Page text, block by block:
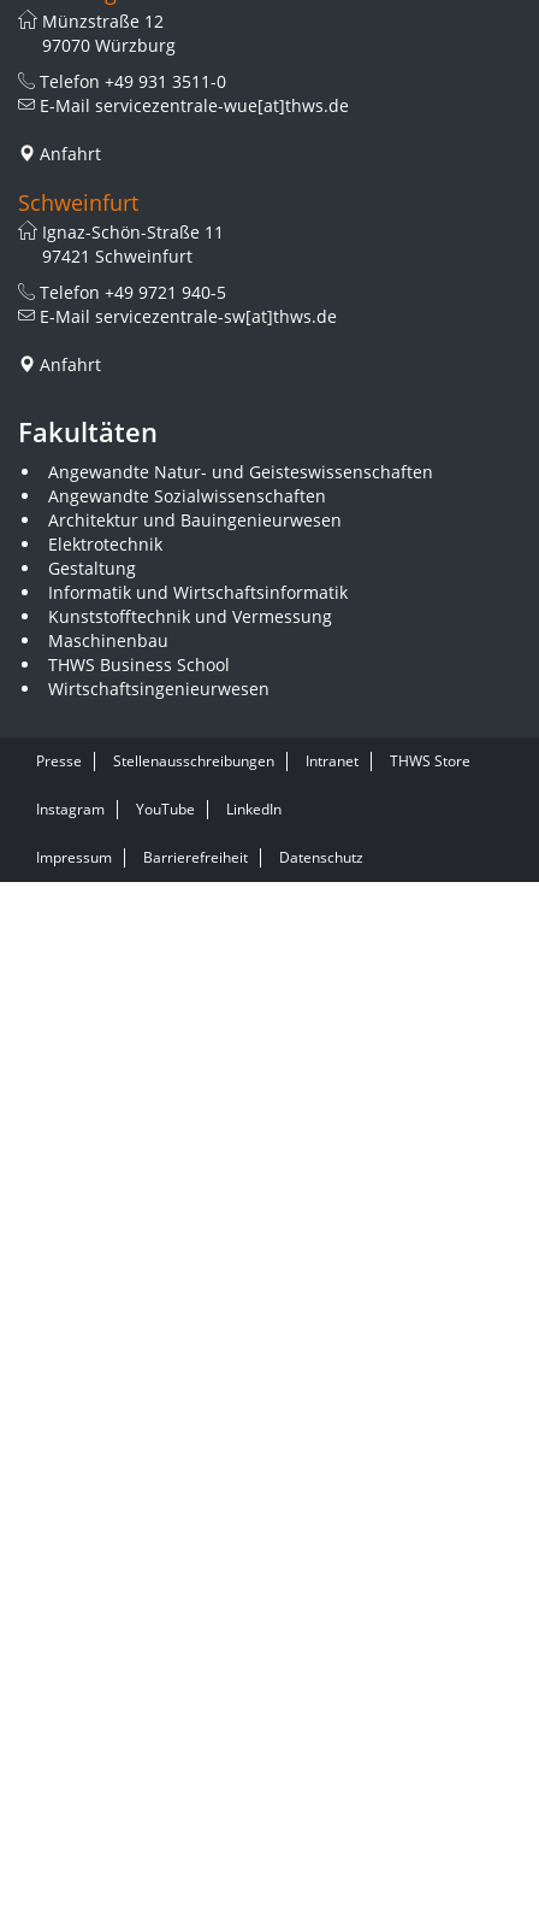
Münzstraße 12
97070 Würzburg
Telefon +49 931 3511-0
E-Mail servicezentrale-wue[at]thws.de
Anfahrt
Schweinfurt
Ignaz-Schön-Straße 11
97421 Schweinfurt
Telefon +49 9721 940-5
E-Mail servicezentrale-sw[at]thws.de
Anfahrt
Fakultäten
Angewandte Natur- und Geisteswissenschaften
Angewandte Sozialwissenschaften
Architektur und Bauingenieurwesen
Elektrotechnik
Gestaltung
Informatik und Wirtschaftsinformatik
Kunststofftechnik und Vermessung
Maschinenbau
THWS Business School
Wirtschaftsingenieurwesen
Presse Stellenausschreibungen Intranet THWS Store
Instagram YouTube LinkedIn
Impressum Barrierefreiheit Datenschutz